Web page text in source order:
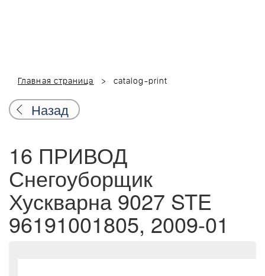
Главная страница catalog-print
Назад
16 ПРИВОД
Снегоуборщик
Хускварна 9027 STE
96191001805, 2009-01